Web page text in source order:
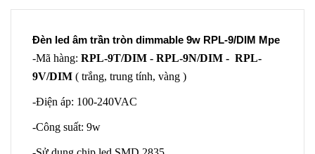
Đèn led âm trần tròn dimmable 9w RPL-9/DIM Mpe
-Mã hàng: RPL-9T/DIM - RPL-9N/DIM - RPL-
9V/DIM ( trắng, trung tính, vàng )
-Điện áp: 100-240VAC
-Công suất: 9w